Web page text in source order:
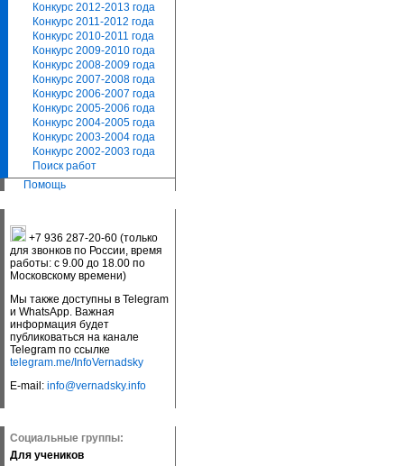
Конкурс 2012-2013 года
Конкурс 2011-2012 года
Конкурс 2010-2011 года
Конкурс 2009-2010 года
Конкурс 2008-2009 года
Конкурс 2007-2008 года
Конкурс 2006-2007 года
Конкурс 2005-2006 года
Конкурс 2004-2005 года
Конкурс 2003-2004 года
Конкурс 2002-2003 года
Поиск работ
Помощь
+7 936 287-20-60 (только
для звонков по России, время
работы: с 9.00 до 18.00 по
Московскому времени)
Мы также доступны в Telegram
и WhatsApp. Важная
информация будет
публиковаться на канале
Telegram по ссылке
telegram.me/InfoVernadsky
E-mail: info@vernadsky.info
Социальные группы:
Для учеников